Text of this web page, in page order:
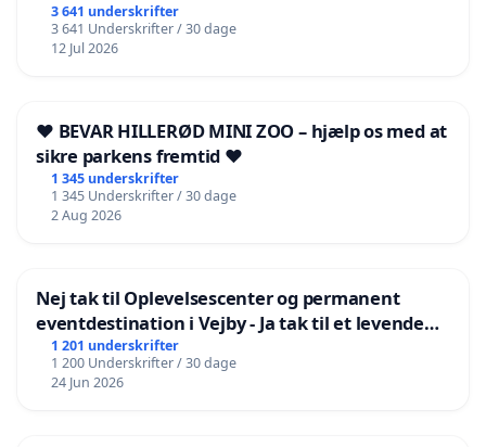
3 641 underskrifter
3 641 Underskrifter / 30 dage
12 Jul 2026
❤️ BEVAR HILLERØD MINI ZOO – hjælp os med at
sikre parkens fremtid ❤️
1 345 underskrifter
1 345 Underskrifter / 30 dage
2 Aug 2026
Nej tak til Oplevelsescenter og permanent
eventdestination i Vejby - Ja tak til et levende
lokalområde i balance
1 201 underskrifter
1 200 Underskrifter / 30 dage
24 Jun 2026